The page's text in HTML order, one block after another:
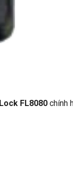
FL8080chính